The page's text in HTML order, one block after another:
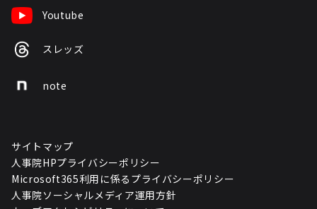
Youtube
スレッズ
note
サイトマップ
人事院HPプライバシーポリシー
Microsoft365利用に係るプライバシーポリシー
人事院ソーシャルメディア運用方針